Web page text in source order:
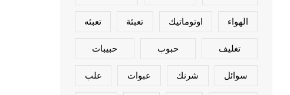
الهواء اوتوماتيك تعبئة تعبئه
تغليف حبوب حبيبات
سوائل شرنك عبوات علب